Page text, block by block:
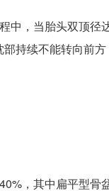
中，当胎头双顶
持续不能转向前
，其中扁平型